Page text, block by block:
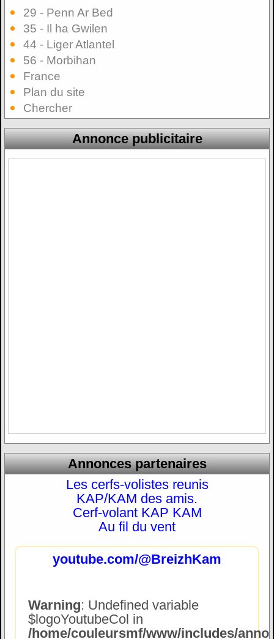
29 - Penn Ar Bed
35 - Il ha Gwilen
44 - Liger Atlantel
56 - Morbihan
France
Plan du site
Chercher
Annonce publicitaire
Annonces partenaires
Les cerfs-volistes reunis
KAP/KAM des amis.
Cerf-volant KAP KAM
Au fil du vent
youtube.com/@BreizhKam
Warning: Undefined variable
$logoYoutubeCol in
/home/couleursmf/www/includes/